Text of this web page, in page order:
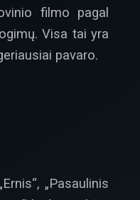
filmo pagal
Visa tai yra
pavaro.
„Pasaulinis